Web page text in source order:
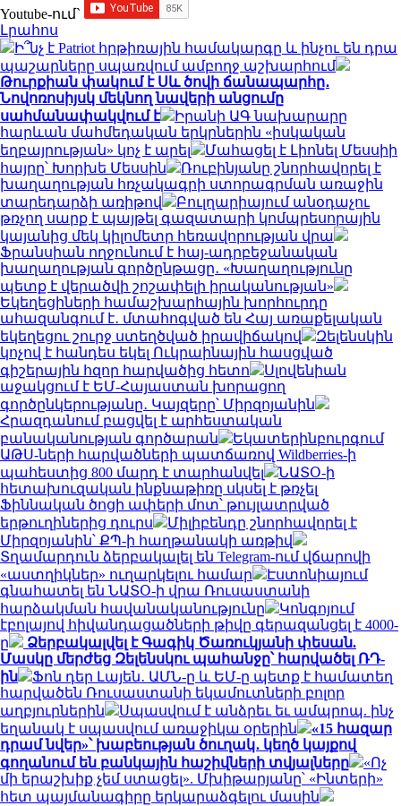
Youtube-ում`
Լրահոս
Ի՞նչ է Patriot հրթիռային համակարգը և ինչու են դրա
պաշարները սպառվում ամբողջ աշխարհում
Թուրքիան փակում է Սև ծովի ճանապարհը․
Նովոռոսիյսկ մեկնող նավերի անցումը
սահմանափակվում է
Իրանի ԱԳ նախարարը
հարևան մահմեդական երկրներին «իսկական
եղբայրության» կոչ է արել
Մահացել է Լիոնել Մեսսիի
հայրը՝ Խորխե Մեսսին
Ռուբինյանը շնորհավորել է
խաղաղության հռչակագրի ստորագրման առաջին
տարեդարձի առիթով
Բուլղարիայում անօդաչու
թռչող սարք է պայթել գազատարի կոմպրեսորային
կայանից մեկ կիլոմետր հեռավորության վրա
Ֆրանսիան ողջունում է հայ-ադրբեջանական
խաղաղության գործընթացը․ «Խաղաղությունը
պետք է վերածվի շոշափելի իրականության»
Եկեղեցիների համաշխարհային խորհուրդը
ահազանգում է․ մտահոգված են Հայ առաքելական
եկեղեցու շուրջ ստեղծված իրավիճակով
Զելենսկին
կոչով է հանդես եկել Ուկրաինային հասցված
գիշերային հզոր հարվածից հետո
Սլովենիան
աջակցում է ԵՄ-Հայաստան խորացող
գործընկերությանը․ Կայզերը՝ Միրզոյանին
Հրազդանում բացվել է արհեստական
բանականության գործարան
Եկատերինբուրգում
ԱԹՍ-ների հարվածների պատճառով Wildberries-ի
պահեստից 800 մարդ է տարհանվել
ՆԱՏՕ-ի
հետախուզական ինքնաթիռը սկսել է թռչել
Ֆիննական ծոցի ափերի մոտ՝ թույլատրված
երթուղիներից դուրս
Միլիբենդը շնորհավորել է
Միրզոյանին՝ ՔՊ-ի հաղթանակի առթիվ
Տղամարդուն ձերբակալել են Telegram-ում վճարովի
«աստղիկներ» ուղարկելու համար
Էստոնիայում
գնահատել են ՆԱՏՕ-ի վրա Ռուսաստանի
հարձակման հավանականությունը
Կոնգոյում
էբոլայով հիվանդացածների թիվը գերազանցել է 4000-
ը
Ձերբակալվել է Գագիկ Ծառուկյանի փեսան.
Մասկը մերժեց Զելենսկու պահանջը՝ հարվածել ՌԴ-
ին
Ֆոն դեր Լայեն․ ԱՄՆ-ը և ԵՄ-ը պետք է համատեղ
հարվածեն Ռուսաստանի եկամուտների բոլոր
աղբյուրներին
Սպասվում է անձրեւ եւ ամպրոպ. ինչ
եղանակ է սպասվում առաջիկա օրերին
«15 հազար
դրամ նվեր»՝ խաբեության ծուղակ․ կեղծ կայքով
գողանում են բանկային հաշիվների տվյալները
«Ոչ
մի երաշխիք չեմ ստացել». Մխիթարյանը՝ «Ինտերի»
հետ պայմանագիրը երկարաձգելու մասին